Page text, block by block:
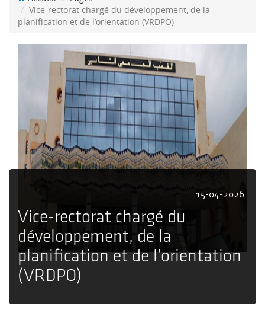
Vice-rectorat chargé du développement, de la
planification et de l’orientation (VRDPO)
15-04-2026
Vice-rectorat chargé du
développement, de la
planification et de l’orientation
(VRDPO)